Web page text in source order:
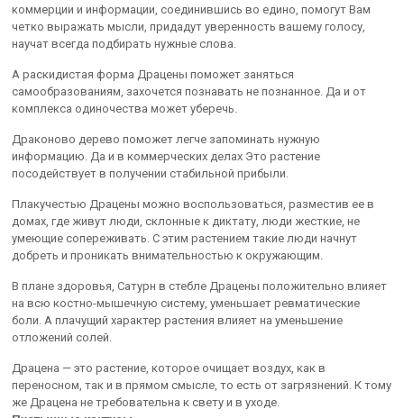
коммерции и информации, соединившись во едино, помогут Вам
четко выражать мысли, придадут уверенность вашему голосу,
научат всегда подбирать нужные слова.
А раскидистая форма Драцены поможет заняться
самообразованиям, захочется познавать не познанное. Да и от
комплекса одиночества может уберечь.
Драконово дерево поможет легче запоминать нужную
информацию. Да и в коммерческих делах Это растение
посодействует в получении стабильной прибыли.
Плакучестью Драцены можно воспользоваться, разместив ее в
домах, где живут люди, склонные к диктату, люди жесткие, не
умеющие сопереживать. С этим растением такие люди начнут
добреть и проникать внимательностью к окружающим.
В плане здоровья, Сатурн в стебле Драцены положительно влияет
на всю костно-мышечную систему, уменьшает ревматические
боли. А плачущий характер растения влияет на уменьшение
отложений солей.
Драцена — это растение, которое очищает воздух, как в
переносном, так и в прямом смысле, то есть от загрязнений. К тому
же Драцена не требовательна к свету и в уходе.